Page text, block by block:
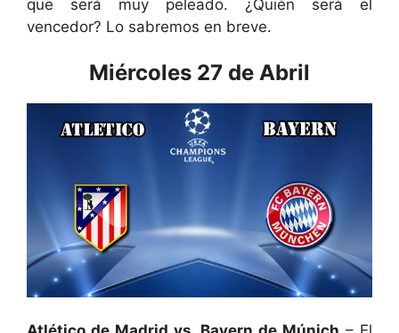
que será muy peleado. ¿Quién será el
vencedor? Lo sabremos en breve.
Miércoles 27 de Abril